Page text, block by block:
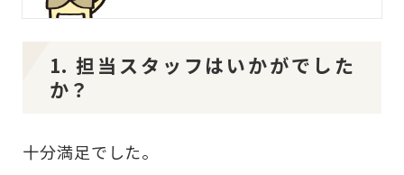
1. 担当スタッフはいかがでした
か？
十分満足でした。